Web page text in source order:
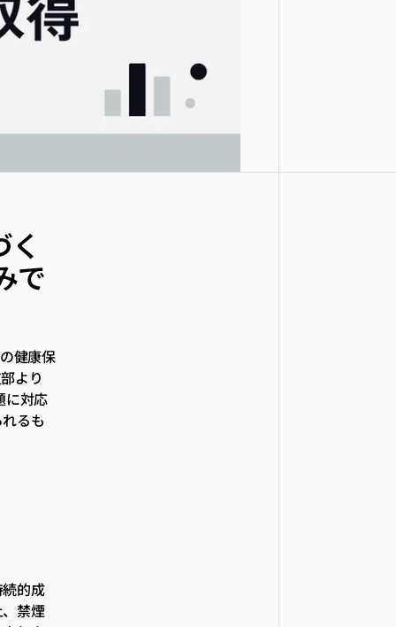
で
健康保
より
に対応
るも
的成
禁煙